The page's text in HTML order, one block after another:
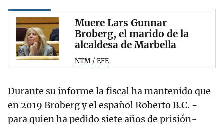
Muere Lars Gunnar
Broberg, el marido de la
alcaldesa de Marbella
NTM / EFE
Durante su informe la fiscal ha mantenido que
en 2019 Broberg y el español Roberto B.C. -
para quien ha pedido siete años de prisión-